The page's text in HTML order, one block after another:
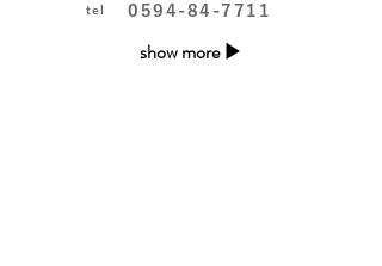
tel 0594-84-7711
show more ▶